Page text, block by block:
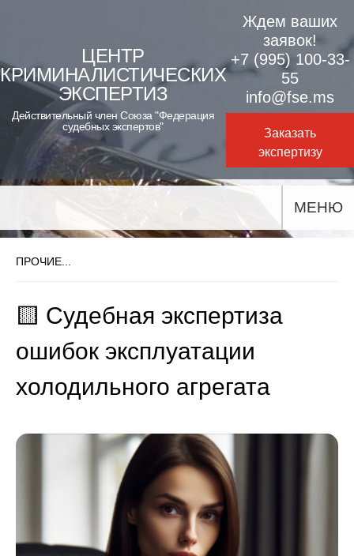
content
ЦЕНТР
КРИМИНАЛИСТИЧЕСКИХ
ЭКСПЕРТИЗ
Действительный член Союза "Федерация
судебных экспертов"
Ждем ваших
заявок!
+7 (995) 100-33-
55
info@fse.ms
Заказать
экспертизу
МЕНЮ
ПРОЧИЕ...
🟨 Судебная экспертиза
ошибок эксплуатации
холодильного агрегата